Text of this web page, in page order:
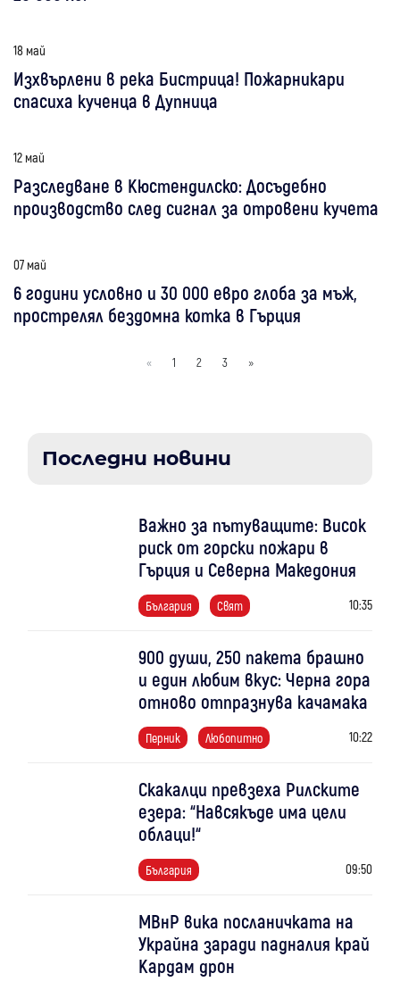
18 май
Изхвърлени в река Бистрица! Пожарникари
спасиха кученца в Дупница
12 май
Разследване в Кюстендилско: Досъдебно
производство след сигнал за отровени кучета
07 май
6 години условно и 30 000 евро глоба за мъж,
прострелял бездомна котка в Гърция
« 1 2 3 »
Последни новини
Важно за пътуващите: Висок
риск от горски пожари в
Гърция и Северна Македония
България Свят 10:35
900 души, 250 пакета брашно
и един любим вкус: Черна гора
отново отпразнува качамака
Перник Любопитно 10:22
Скакалци превзеха Рилските
езера: “Навсякъде има цели
облаци!“
България 09:50
МВнР вика посланичката на
Украйна заради падналия край
Кардам дрон